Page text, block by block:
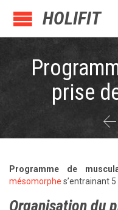
HOLIFIT
prise

Programme de
mésomorphe s’entrainant
Organisation du